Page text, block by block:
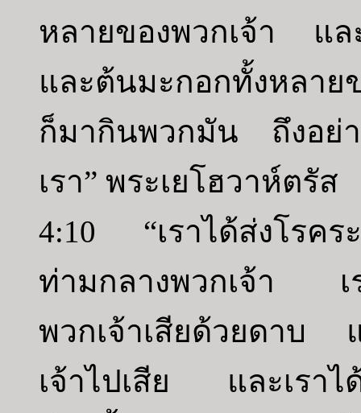
หลายของพวกเจ้า แล
และต้นมะกอกทั้งหลาย
ก็มากินพวกมัน ถึงอย่า
เรา” พระเยโฮวาห์ตรัส
4:10 “เราได้ส่งโรคร
ท่ามกลางพวกเจ้า เ
พวกเจ้าเสียด้วยดาบ
เจ้าไปเสีย และเราไ